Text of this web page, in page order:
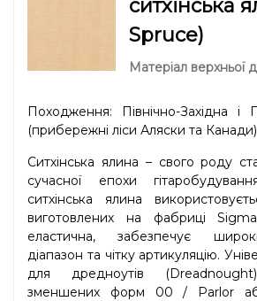
ситхінська
Spruce)
Матеріал верхньої
Походження: Північно-Західна і
(прибережні ліси Аляски та Канади)
Ситхінська ялина – свого роду
сучасної епохи
ситхінська ялина
виготовлених на фабриці
еластична, забезпечує
діапазон та чітку артикуляцію.
для дредноутів
зменшених форм 00 / Parlor